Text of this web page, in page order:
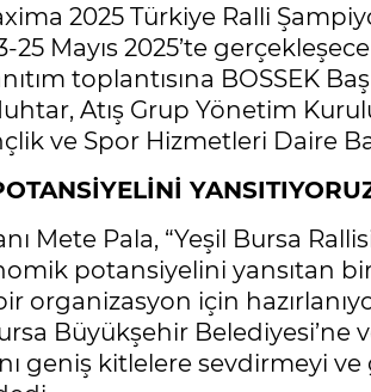
2025 Türkiye Ralli
25 Mayıs 2025’te
toplantısına BOSSEK
Atış Grup Yönetim
ve Spor Hizmetleri Daire
Mete Pala, “Yeşil Bursa
potansiyelini yansıtan
organizasyon için
Büyükşehir Belediyesi’ne
geniş kitlelere sevdirmeyi